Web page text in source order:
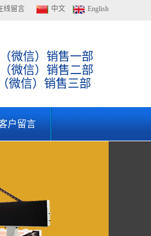
线留言 中文 English
（微信）销售一部
微信）销售二部
微信）销售三部
户留言